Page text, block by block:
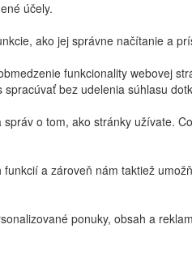
účely.
ako jej správne načítanie a
funkcionality webovej
bez udelenia súhlasu
o tom, ako stránky užívate.
a zároveň nám taktiež
ponuky, obsah a